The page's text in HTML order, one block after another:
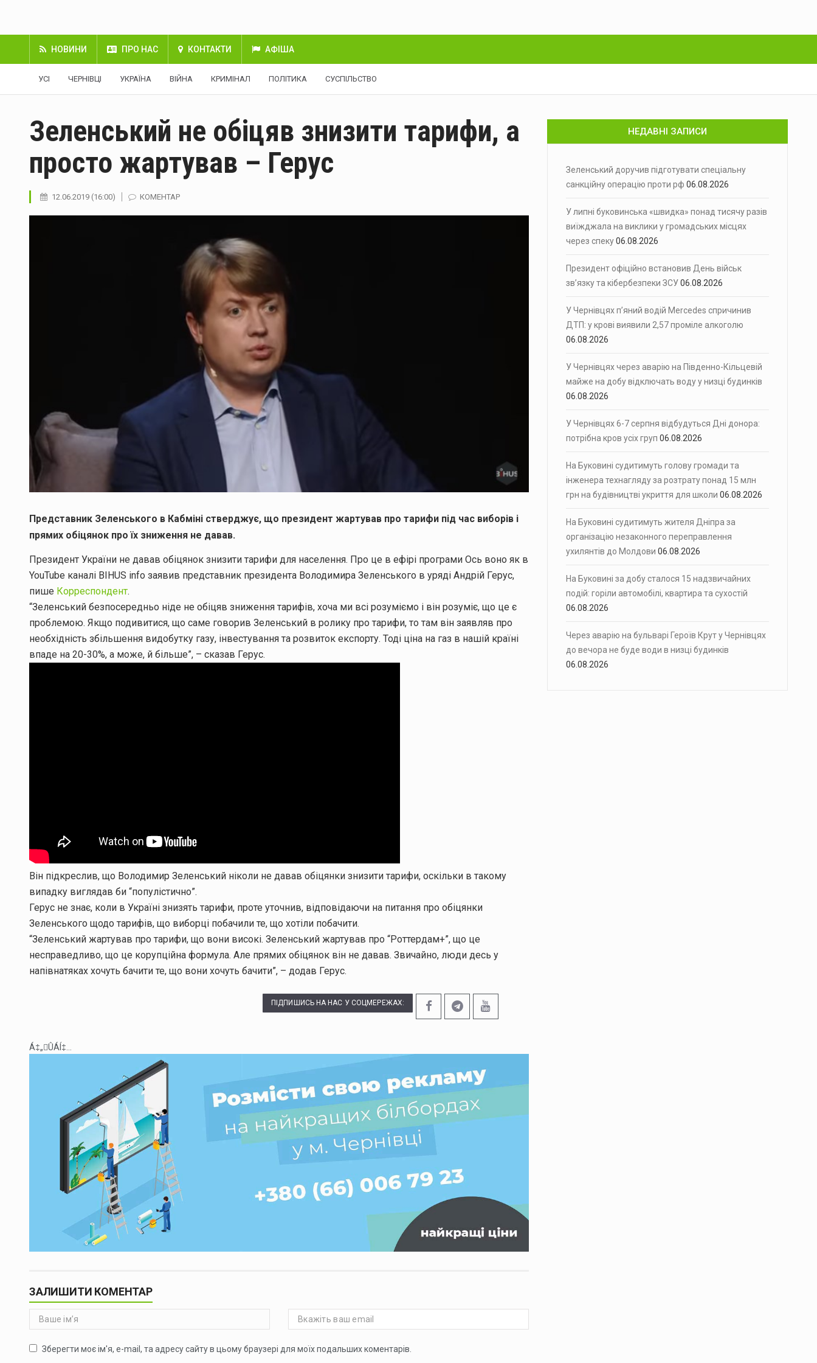
НОВИНИ ПРО НАС КОНТАКТИ АФІША
УСІ ЧЕРНІВЦІ УКРАЇНА ВІЙНА КРИМІНАЛ ПОЛІТИКА СУСПІЛЬСТВО
Зеленський не обіцяв знизити тарифи, а
просто жартував – Герус
12.06.2019 (16:00) КОМЕНТАР
Представник Зеленського в Кабміні стверджує, що президент жартував про тарифи під час виборів і
прямих обіцянок про їх зниження не давав.
Президент України не давав обіцянок знизити тарифи для населення. Про це в ефірі програми Ось воно як в
YouTube каналі BIHUS info заявив представник президента Володимира Зеленського в уряді Андрій Герус,
пише Корреспондент.
“Зеленський безпосередньо ніде не обіцяв зниження тарифів, хоча ми всі розуміємо і він розуміє, що це є
проблемою. Якщо подивитися, що саме говорив Зеленський в ролику про тарифи, то там він заявляв про
необхідність збільшення видобутку газу, інвестування та розвиток експорту. Тоді ціна на газ в нашій країні
впаде на 20-30%, а може, й більше”, – сказав Герус.
Він підкреслив, що Володимир Зеленський ніколи не давав обіцянки знизити тарифи, оскільки в такому
випадку виглядав би “популістично”.
Герус не знає, коли в Україні знизять тарифи, проте уточнив, відповідаючи на питання про обіцянки
Зеленського щодо тарифів, що виборці побачили те, що хотіли побачити.
“Зеленський жартував про тарифи, що вони високі. Зеленський жартував про “Роттердам+”, що це
несправедливо, що це корупційна формула. Але прямих обіцянок він не давав. Звичайно, люди десь у
напівнатяках хочуть бачити те, що вони хочуть бачити”, – додав Герус.
ПІДПИШИСЬ НА НАС У СОЦМЕРЕЖАХ:
Á‡„ÛÁÍ‡...
ЗАЛИШИТИ КОМЕНТАР
Зберегти моє ім'я, e-mail, та адресу сайту в цьому браузері для моїх подальших коментарів.
НЕДАВНІ ЗАПИСИ
Зеленський доручив підготувати спеціальну
санкційну операцію проти рф 06.08.2026
У липні буковинська «швидка» понад тисячу разів
виїжджала на виклики у громадських місцях
через спеку06.08.2026
Президент офіційно встановив День військ
зв’язку та кібербезпеки ЗСУ06.08.2026
У Чернівцях п’яний водій Mercedes спричинив
ДТП: у крові виявили 2,57 проміле алкоголю
06.08.2026
У Чернівцях через аварію на Південно-Кільцевій
майже на добу відключать воду у низці будинків
06.08.2026
У Чернівцях 6-7 серпня відбудуться Дні донора:
потрібна кров усіх груп 06.08.2026
На Буковині судитимуть голову громади та
інженера технагляду за розтрату понад 15 млн
грн на будівництві укриття для школи 06.08.2026
На Буковині судитимуть жителя Дніпра за
організацію незаконного переправлення
ухилянтів до Молдови 06.08.2026
На Буковині за добу сталося 15 надзвичайних
подій: горіли автомобілі, квартира та сухостій
06.08.2026
Через аварію на бульварі Героїв Крут у Чернівцях
до вечора не буде води в низці будинків
06.08.2026